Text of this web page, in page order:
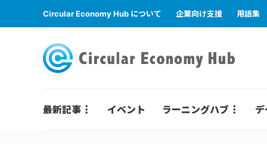
Circular Economy Hub について 企業向け支援 用語集
最新記事 イベント ラーニングハブ